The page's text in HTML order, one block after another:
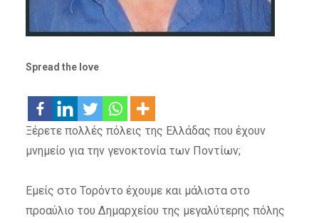
Spread the love
Ξέρετε πολλές πόλεις της Ελλάδας που έχουν
μνημείο για την γενοκτονία των Ποντίων;
Εμείς στο Τορόντο έχουμε και μάλιστα στο
προαύλιο του Δημαρχείου της μεγαλύτερης πόλης